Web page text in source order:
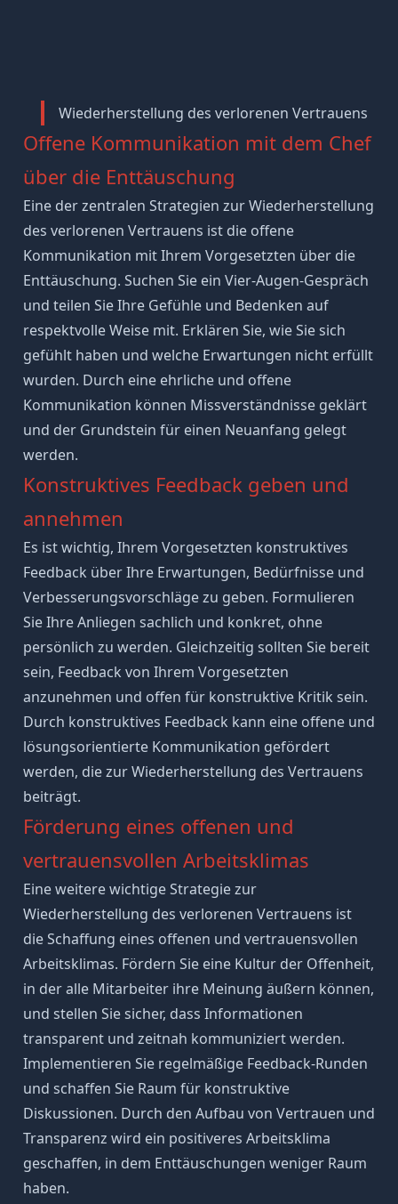
Wiederherstellung des verlorenen Vertrauens
Offene Kommunikation mit dem Chef
über die Enttäuschung
Eine der zentralen Strategien zur Wiederherstellung
des verlorenen Vertrauens ist die offene
Kommunikation mit Ihrem Vorgesetzten über die
Enttäuschung. Suchen Sie ein Vier-Augen-Gespräch
und teilen Sie Ihre Gefühle und Bedenken auf
respektvolle Weise mit. Erklären Sie, wie Sie sich
gefühlt haben und welche Erwartungen nicht erfüllt
wurden. Durch eine ehrliche und offene
Kommunikation können Missverständnissegeklärt
und der Grundstein für einen Neuanfang gelegt
werden.
Konstruktives Feedback geben und
annehmen
Es ist wichtig, Ihrem Vorgesetzten konstruktives
Feedback über Ihre Erwartungen, Bedürfnisse und
Verbesserungsvorschläge zu geben. Formulieren
Sie Ihre Anliegen sachlich und konkret, ohne
persönlich zu werden. Gleichzeitig sollten Sie bereit
sein, Feedback von Ihrem Vorgesetzten
anzunehmen und offen für konstruktive Kritik sein.
Durch konstruktives Feedback kann eine offene und
lösungsorientierte Kommunikation gefördert
werden, die zur Wiederherstellung des Vertrauens
beiträgt.
Förderung eines offenen und
vertrauensvollen Arbeitsklimas
Eine weitere wichtige Strategie zur
Wiederherstellung des verlorenen Vertrauens ist
die Schaffung eines offenen und vertrauensvollen
Arbeitsklimas. Fördern Sie eine Kultur der Offenheit,
in der alle Mitarbeiter ihre Meinung äußern können,
und stellen Sie sicher, dass Informationen
transparent und zeitnah kommuniziert werden.
Implementieren Sie regelmäßige Feedback-Runden
und schaffen Sie Raum für konstruktive
Diskussionen. Durch den Aufbau von Vertrauen und
Transparenz wird ein positiveres Arbeitsklima
geschaffen, in dem Enttäuschungen weniger Raum
haben.